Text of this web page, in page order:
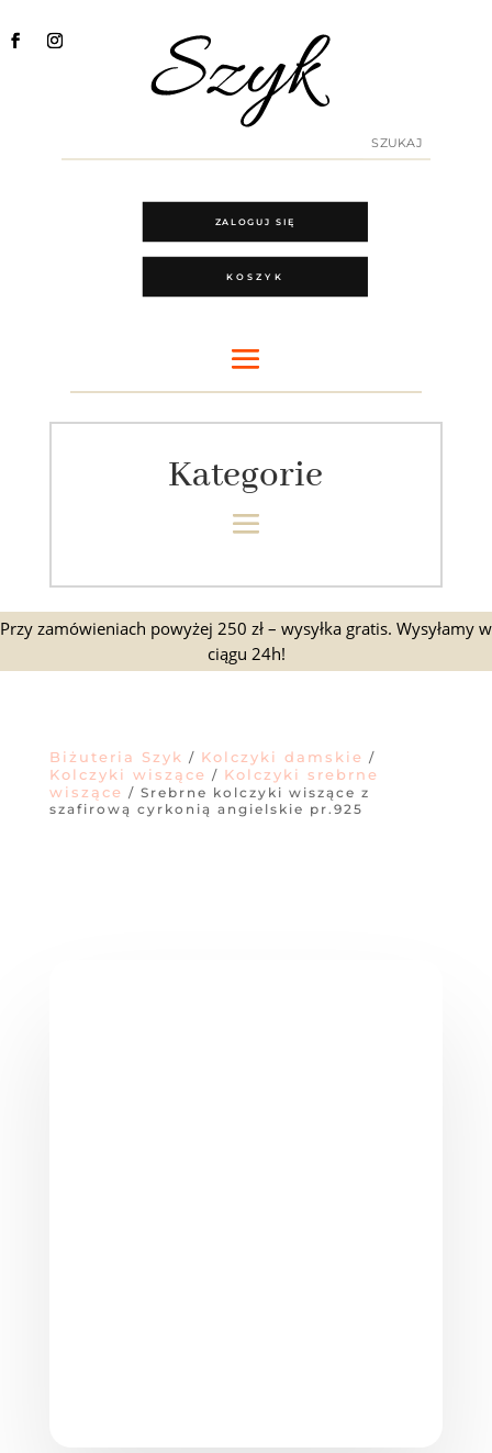
ZALOGUJ SIĘ
KOSZYK
Kategorie
Przy zamówieniach powyżej 250 zł – wysyłka gratis. Wysyłamy w
ciągu 24h!
Biżuteria Szyk / Kolczyki damskie /
Kolczyki wiszące / Kolczyki srebrne
wiszące / Srebrne kolczyki wiszące z
szafirową cyrkonią angielskie pr.925